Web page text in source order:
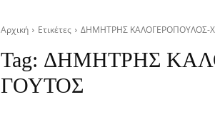
Αρχική Ετικέτες ΔΗΜΗΤΡΗΣ ΚΑΛΟΓΕΡΟΠΟΥΛΟΣ-
Tag: ΔΗΜΗΤΡΗΣ
ΓΟΥΤΟΣ